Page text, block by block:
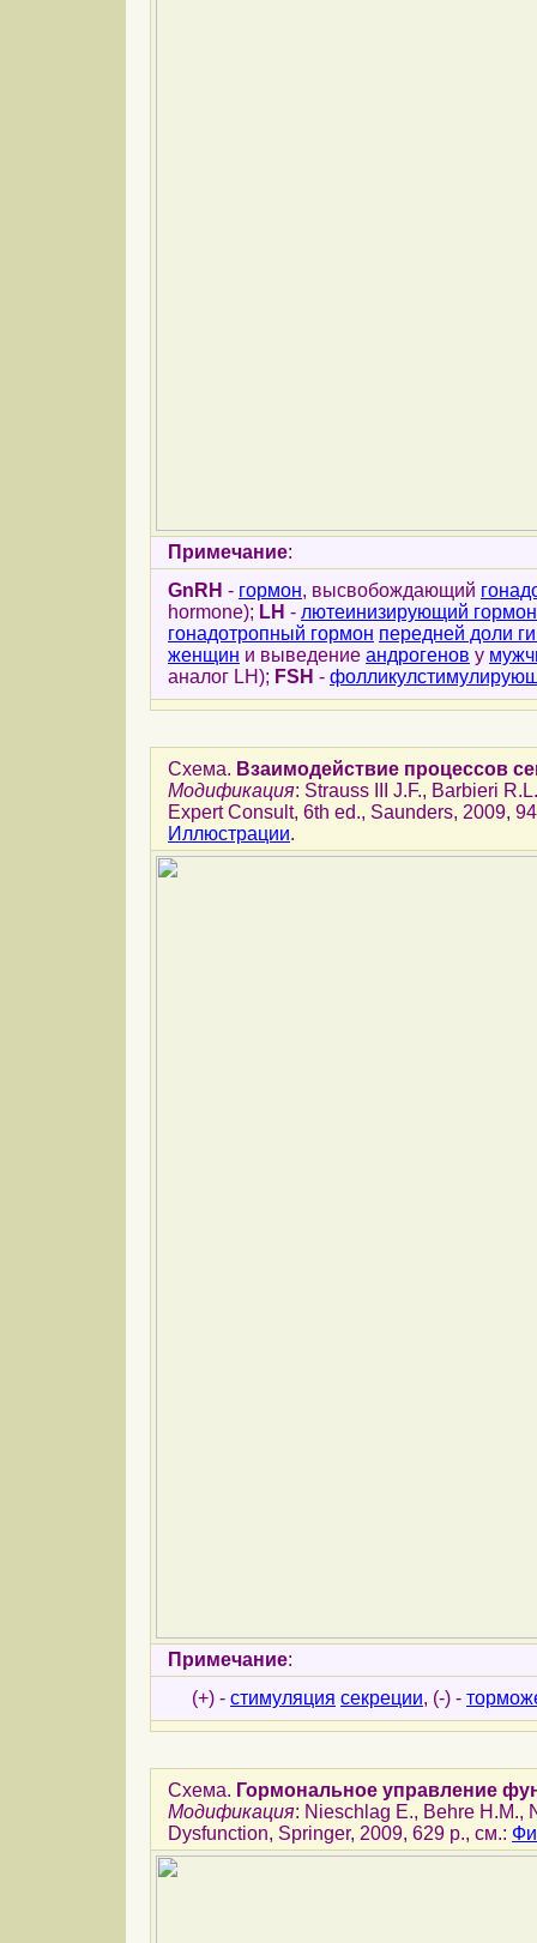
Примечание:
GnRH - гормон, высвобождающий
hormone); LH - лютеинизирующий гормон
гонадотропный гормон передней доли
женщин и выведение андрогенов у
аналог LH); FSH -
Схема. Взаимодействие процессов
Модификация: Strauss III J.F., Barbieri
Expert Consult, 6th ed., Saunders, 2009,
Иллюстрации.
Примечание:
(+) - стимуляция секреции, (-) -
Схема. Гормональное управление
Модификация: Nieschlag E., Behre H.M.,
Dysfunction, Springer, 2009, 629 p., см.: